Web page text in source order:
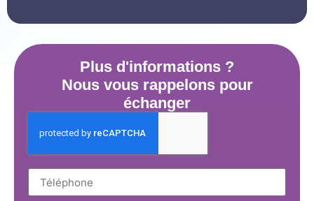
Plus d'informations ?
Nous vous rappelons pour
échanger